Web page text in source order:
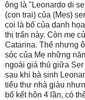
ông là "Leonardo di
(con trai) của (Mes)
coi là bố của danh
thị trấn này. Còn mẹ
Catarina. Thế nhưng
sóc của Mẹ những
ngoài giá thú giữa
sau khi bà sinh
tiểu thư nhà giàu
bố kết hôn 4 lần, có